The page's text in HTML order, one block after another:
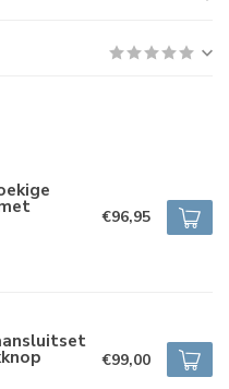
€96,95
€99,00